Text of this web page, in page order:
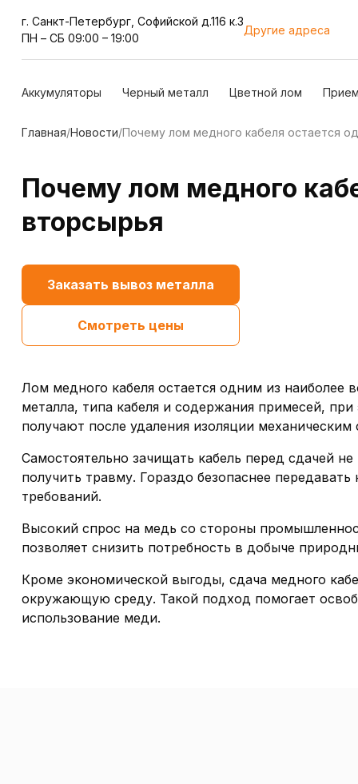
г. Санкт-Петербург, Cофийской д.116 к.3
ПН – СБ 09:00 – 19:00
Другие адреса
Аккумуляторы Черный металл Цветной лом
Главная/Новости/Почему лом медного кабеля остается
Почему лом медного
вторсырья
Заказать вывоз металла
Смотреть цены
Лом медного кабеля остается одним из наиболее
металла, типа кабеля и содержания примесей,
получают после удаления изоляции
Самостоятельно зачищать кабель перед сдачей
получить травму. Гораздо безопаснее
требований.
Высокий спрос на медь со стороны
позволяет снизить потребность в добыче
Кроме экономической выгоды, сдача медного
окружающую среду. Такой подход помогает
использование меди.